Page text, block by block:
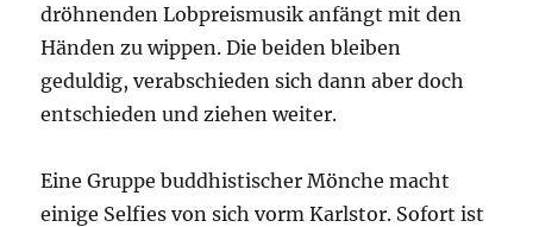
dröhnenden Lobpreismusik anfängt mit den
Händen zu wippen. Die beiden bleiben
geduldig, verabschieden sich dann aber doch
entschieden und ziehen weiter.
Eine Gruppe buddhistischer Mönche macht
einige Selfies von sich vorm Karlstor. Sofort ist